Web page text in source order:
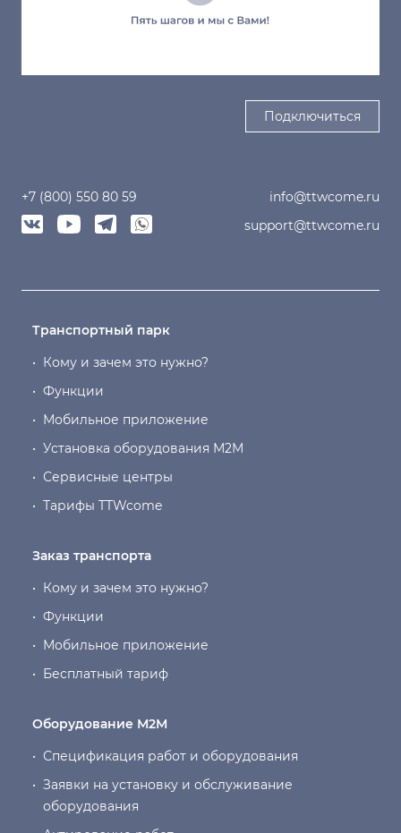
Подключиться
+7 (800) 550 80 59
info@ttwcome.ru
support@ttwcome.ru
Транспортный парк
• Кому и зачем это нужно?
• Функции
• Мобильное приложение
• Установка оборудования М2М
• Сервисные центры
• Тарифы TTWcome
Заказ транспорта
• Кому и зачем это нужно?
• Функции
• Мобильное приложение
• Бесплатный тариф
Оборудование М2М
• Спецификация работ и оборудования
• Заявки на установку и обслуживание
оборудования